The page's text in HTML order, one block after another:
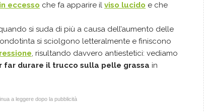
eccesso che fa apparire il viso lucido e che
si suda di più a causa dell’aumento delle
si sciolgono letteralmente e finiscono
, risultando davvero antiestetici: vediamo
far durare il trucco sulla pelle grassa in
a leggere dopo la pubblicità